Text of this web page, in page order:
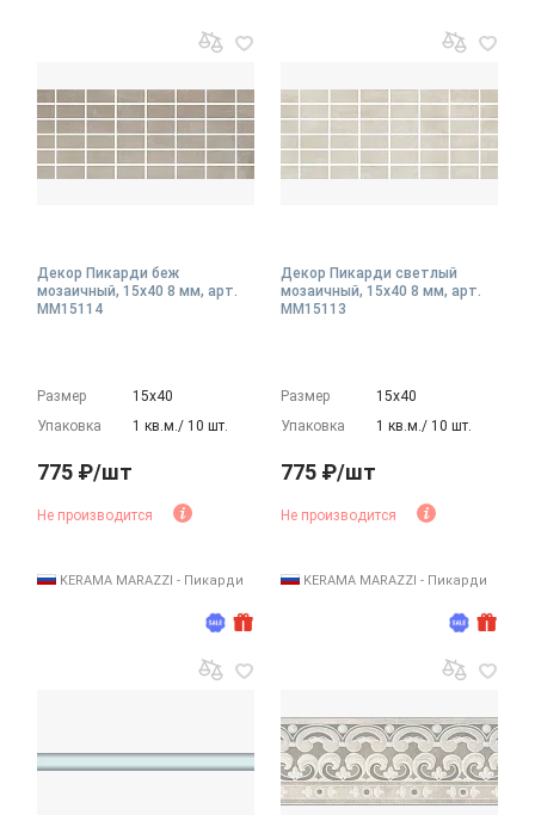
Декор Пикарди беж
мозаичный, 15x40 8 мм, арт.
MM15114
Размер
15х40
Упаковка
1 кв.м./ 10 шт.
775 ₽/шт
Не производится
KERAMA MARAZZI - Пикарди
Декор Пикарди светлый
мозаичный, 15x40 8 мм, арт.
MM15113
Размер
15х40
Упаковка
1 кв.м./ 10 шт.
775 ₽/шт
Не производится
KERAMA MARAZZI - Пикарди